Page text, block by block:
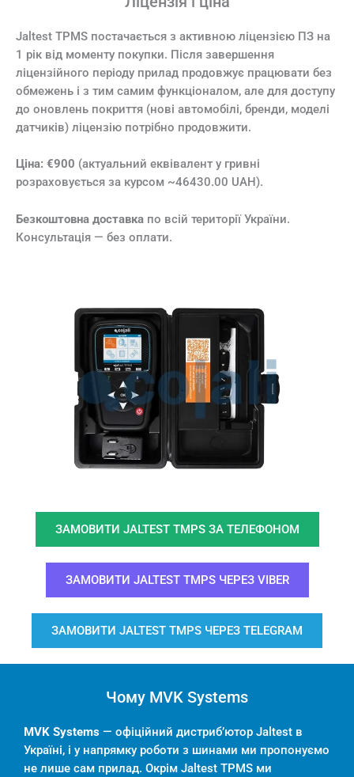
Jaltest TPMS постачається з активною ліцензією ПЗ на
1 рік від моменту покупки. Після завершення
ліцензійного періоду прилад продовжує працювати без
обмежень і з тим самим функціоналом, але для доступу
до оновлень покриття (нові автомобілі, бренди, моделі
датчиків) ліцензію потрібно продовжити.
Ціна: €900 (актуальний еквівалент у гривні
розраховується за курсом ~46430.00 UAH).
Безкоштовна доставка по всій території України.
Консультація — без оплати.
ЗАМОВИТИ JALTEST TMPS ЗА ТЕЛЕФОНОМ
ЗАМОВИТИ JALTEST TMPS ЧЕРЕЗ VIBER
ЗАМОВИТИ JALTEST TMPS ЧЕРЕЗ TELEGRAM
Чому MVK Systems
MVK Systems — офіційний дистриб’ютор Jaltest в
Україні, і у напрямку роботи з шинами ми пропонуємо
не лише сам прилад. Окрім Jaltest TPMS ми